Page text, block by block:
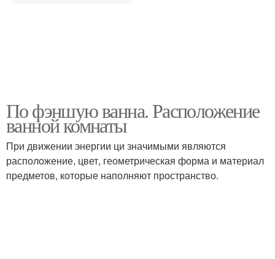
По фэншую ванна. Расположение
ванной комнаты
При движении энергии ци значимыми являются
расположение, цвет, геометрическая форма и материал
предметов, которые наполняют пространство.